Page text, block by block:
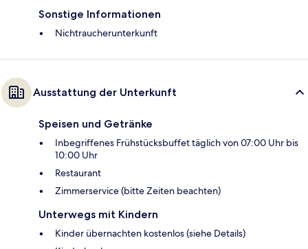
Sonstige Informationen
Nichtraucherunterkunft
Ausstattung der Unterkunft
Speisen und Getränke
Inbegriffenes Frühstücksbuffet täglich von 07:00 Uhr bis
10:00 Uhr
Restaurant
Zimmerservice (bitte Zeiten beachten)
Unterwegs mit Kindern
Kinder übernachten kostenlos (siehe Details)